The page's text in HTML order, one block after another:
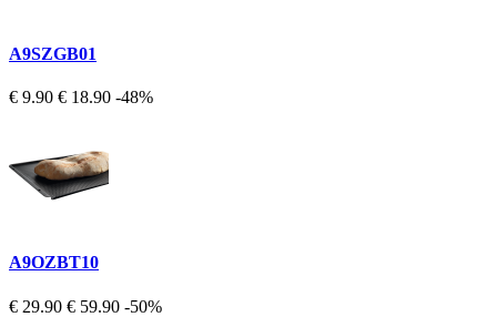
A9SZGB01
€ 9.90 € 18.90 -48%
A9OZBT10
€ 29.90 € 59.90 -50%